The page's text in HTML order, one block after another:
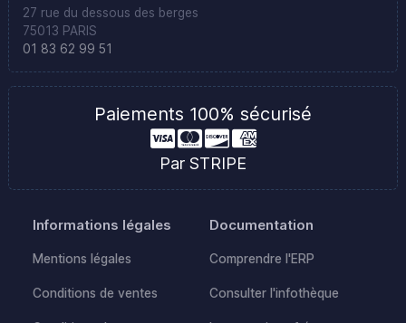
27 rue du dessous des berges
75013 PARIS
01 83 62 99 51
Paiements 100% sécurisé
Par STRIPE
Informations légales
Mentions légales
Conditions de ventes
Documentation
Comprendre l'ERP
Consulter l'infothèque